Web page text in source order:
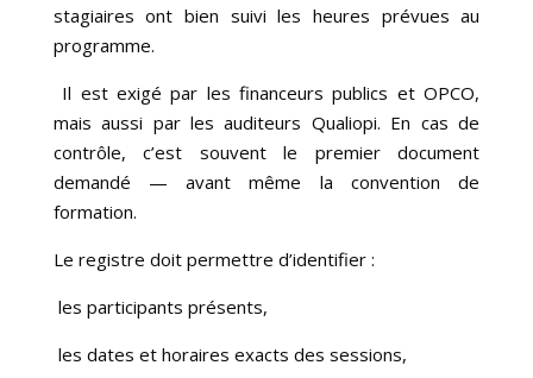
stagiaires ont bien suivi les heures prévues au
programme.
Il est exigé par les financeurs publics et OPCO,
mais aussi par les auditeurs Qualiopi. En cas de
contrôle, c’est souvent le premier document
demandé — avant même la convention de
formation.
Le registre doit permettre d’identifier :
les participants présents,
les dates et horaires exacts des sessions,